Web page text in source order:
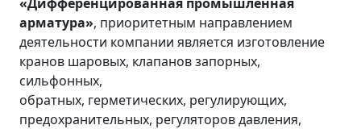
арматура», приоритетным направлением
деятельности компании является изготовление
кранов шаровых, клапанов запорных,
сильфонных,
обратных, герметических, регулирующих,
предохранительных, регуляторов давления,